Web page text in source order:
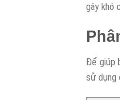
gây khó
Để giúp
sử dụng